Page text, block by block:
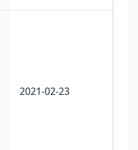
2021-02-23